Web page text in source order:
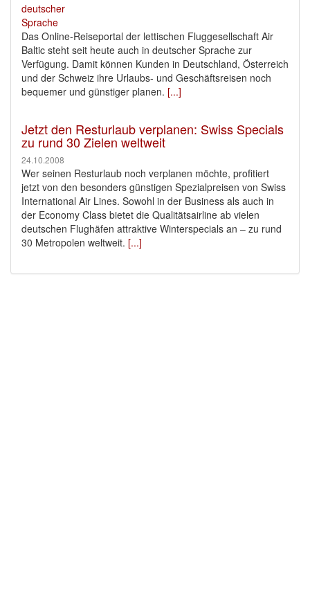
Das Online-Reiseportal der lettischen Fluggesellschaft Air
Baltic steht seit heute auch in deutscher Sprache zur
Verfügung. Damit können Kunden in Deutschland, Österreich
und der Schweiz ihre Urlaubs- und Geschäftsreisen noch
bequemer und günstiger planen. [...]
Jetzt den Resturlaub verplanen: Swiss Specials
zu rund 30 Zielen weltweit
24.10.2008
Wer seinen Resturlaub noch verplanen möchte, profitiert
jetzt von den besonders günstigen Spezialpreisen von Swiss
International Air Lines. Sowohl in der Business als auch in
der Economy Class bietet die Qualitätsairline ab vielen
deutschen Flughäfen attraktive Winterspecials an – zu rund
30 Metropolen weltweit. [...]